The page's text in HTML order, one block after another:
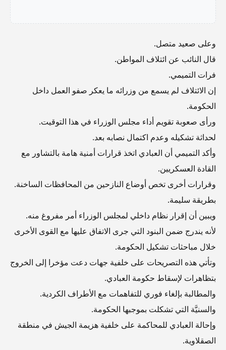
وعلى صعيد متصل.
قال النائب عن ائتلاف المواطن.
فرات التميمي.
إن الائتلاف لم يسمع من وزرائه ما يعكر صفو العمل داخل
الحكومة.
ورأى صعوبة تقويم أداء مجلس الوزراء في هذا التوقيت.
لحداثة تشكيله وعدم اكتمال نصابه بعد.
وأكد التميمي أن العبادي اتخذ قرارات أمنية هامة بالتشاور مع
القادة العسكريين.
وقرارات أخرى تخص أوضاع النازحين من المحافظات الساخنة.
بطريقة سليمة.
ويبين أن إقرار نظام داخلي لمجلس الوزراء أمر مفروغ منه.
لأنه يندرج ضمن البنود التي جرى الاتفاق عليها مع القوى الأخرى
خلال مباحثات تشكيل الحكومة.
وتأتي هذه التصريحات على خلفية جهات دعت مؤخرا إلى الخروج
بتظاهرات لإسقاط حكومة العبادي.
والمطالبة بإلغاء فوري للتفاهمات مع الأطراف الكردية.
والسنيَّة التي تشكلت بموجبها الحكومة.
وإحالة العبادي للمحاكمة على خلفية هزيمة الجيش في منطقة
الصقلاوية.